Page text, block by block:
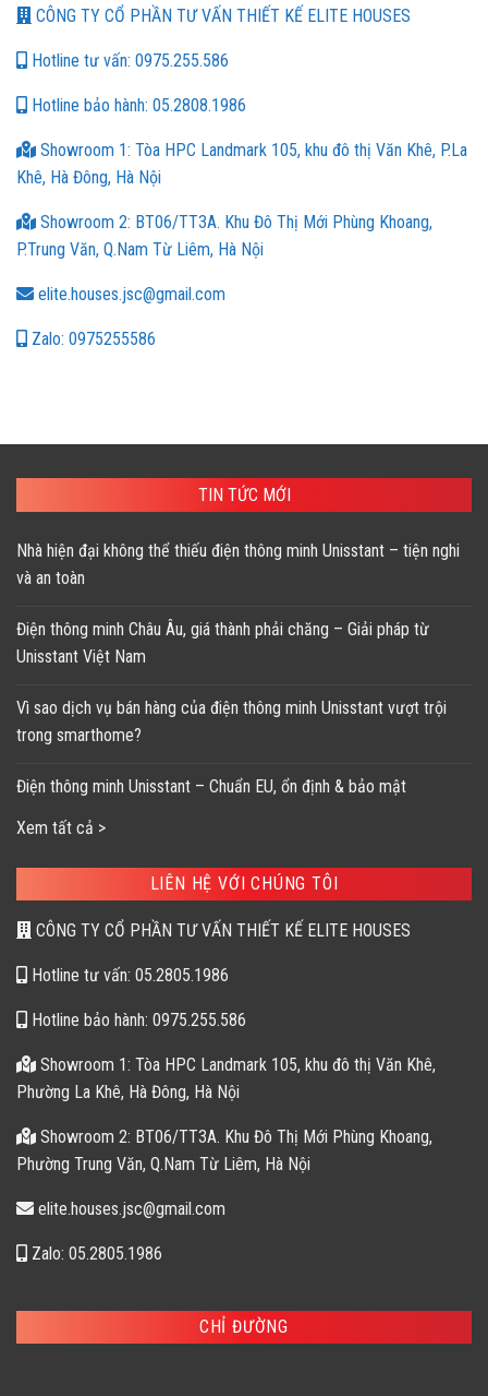
CÔNG TY CỔ PHẦN TƯ VẤN THIẾT KẾ ELITE HOUSES
Hotline tư vấn: 0975.255.586
Hotline bảo hành: 05.2808.1986
Showroom 1: Tòa HPC Landmark 105, khu đô thị Văn Khê, P.La
Khê, Hà Đông, Hà Nội
Showroom 2: BT06/TT3A. Khu Đô Thị Mới Phùng Khoang,
P.Trung Văn, Q.Nam Từ Liêm, Hà Nội
elite.houses.jsc@gmail.com
Zalo: 0975255586
TIN TỨC MỚI
Nhà hiện đại không thể thiếu điện thông minh Unisstant – tiện nghi
và an toàn
Điện thông minh Châu Âu, giá thành phải chăng – Giải pháp từ
Unisstant Việt Nam
Vì sao dịch vụ bán hàng của điện thông minh Unisstant vượt trội
trong smarthome?
Điện thông minh Unisstant – Chuẩn EU, ổn định & bảo mật
Xem tất cả >
LIÊN HỆ VỚI CHÚNG TÔI
CÔNG TY CỔ PHẦN TƯ VẤN THIẾT KẾ ELITE HOUSES
Hotline tư vấn: 05.2805.1986
Hotline bảo hành: 0975.255.586
Showroom 1: Tòa HPC Landmark 105, khu đô thị Văn Khê,
Phường La Khê, Hà Đông, Hà Nội
Showroom 2: BT06/TT3A. Khu Đô Thị Mới Phùng Khoang,
Phường Trung Văn, Q.Nam Từ Liêm, Hà Nội
elite.houses.jsc@gmail.com
Zalo: 05.2805.1986
CHỈ ĐƯỜNG